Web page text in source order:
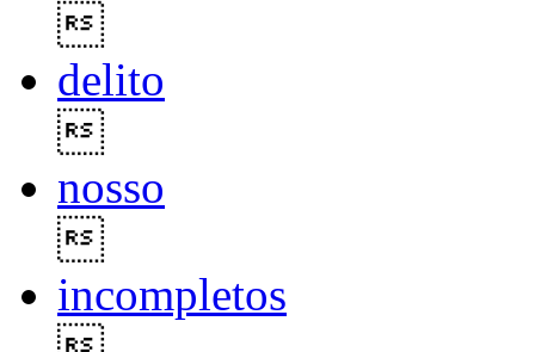
delito
nosso
incompletos